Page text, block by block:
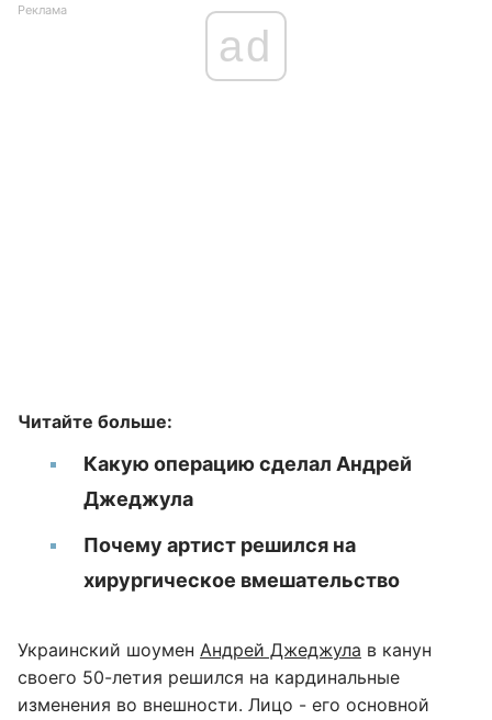
Реклама
ad
Читайте больше:
Какую операцию сделал Андрей
Джеджула
Почему артист решился на
хирургическое вмешательство
Украинский шоумен Андрей Джеджула в канун
своего 50-летия решился на кардинальные
изменения во внешности. Лицо - его основной